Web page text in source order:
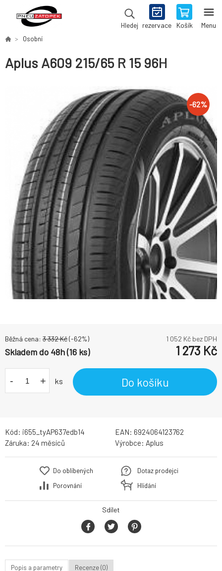
Hledej rezervace Košík Menu
Osobní
Aplus A609 215/65 R 15 96H
-62%
Běžná cena: 3 332Kč(-62%) 1 052 Kč bez DPH
Skladem do 48h (16 ks) 1 273 Kč
- + ks Do košíku
Kód: i655_tyAP637edb14 EAN: 6924064123762
Záruka: 24 měsíců Výrobce: Aplus
Do oblíbených
Porovnání
Dotaz prodejci
Hlídání
Sdílet
Popis a parametry Recenze (0)